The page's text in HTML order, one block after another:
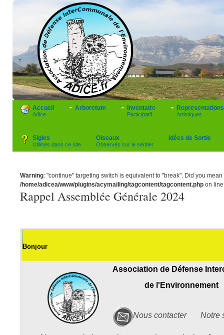
Accueil
Adice
Arboretum Inventaire
Participatif
Representations
Artistiques
Sigles
Utilisés dans ce site
Oiseaux
Observés sur le sentier
Idées de Sortie
Warning: "continue" targeting switch is equivalent to "break". Did you
/home/adicea/www/plugins/acymailing/tagcontent/tagcontent.phpon
Rappel Assemblée Générale 2024